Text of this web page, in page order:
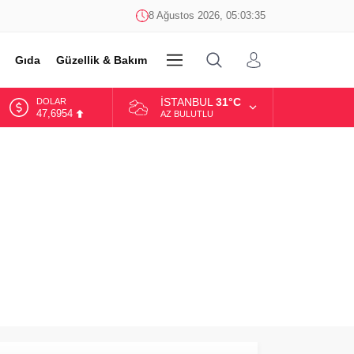
8 Ağustos 2026, 05:03:35
Gıda Güzellik & Bakım DİĞER
DOLAR
47,6954
İSTANBUL 31°C
AZ BULUTLU